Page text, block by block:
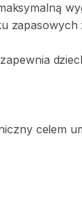
zapasowych
zapewnia
celem